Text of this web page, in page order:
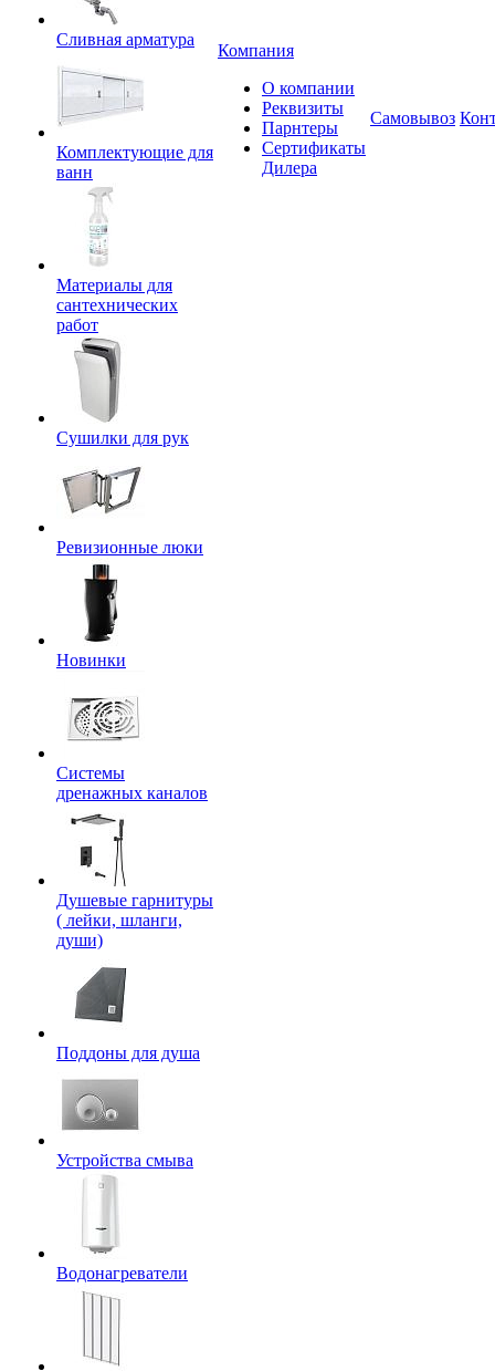
Сливная арматура
Комплектующие для
ванн
Материалы для
сантехнических
работ
Сушилки для рук
Ревизионные люки
Новинки
Системы
дренажных каналов
Душевые гарнитуры
( лейки, шланги,
души)
Поддоны для душа
Устройства смыва
Водонагреватели
Компания
О компании
Реквизиты
Парнтеры
Сертификаты
Дилера
Самовывоз